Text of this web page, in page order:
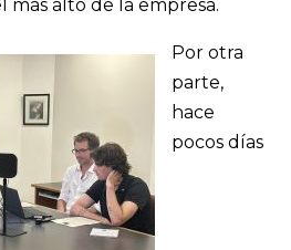
más alto de la empresa.
Por otra
parte,
hace
pocos días